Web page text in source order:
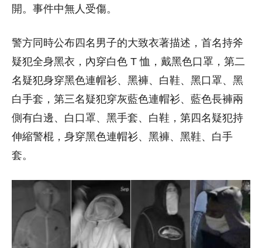
開。事件中無人受傷。
警方同時公布四名男子的大致衣著描述，首名持斧
疑犯全身黑衣，內穿白色 T 恤，戴黑色口罩，第二
名疑犯身穿黑色連帽衫、黑褲、白鞋、黑口罩、黑
白手套，第三名疑犯穿灰藍色連帽衫、藍色長褲兩
側有白邊、白口罩、黑手套、白鞋，第四名疑犯持
伸縮警棍，身穿黑色連帽衫、黑褲、黑鞋、白手
套。